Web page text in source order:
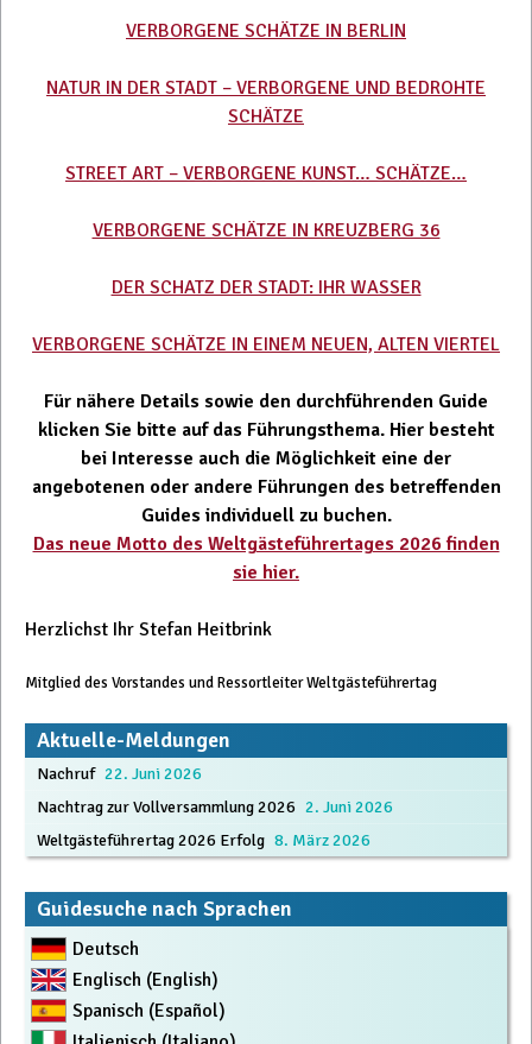
VERBORGENE SCHÄTZE IN BERLIN
NATUR IN DER STADT – VERBORGENE UND BEDROHTE
SCHÄTZE
STREET ART – VERBORGENE KUNST… SCHÄTZE…
VERBORGENE SCHÄTZE IN KREUZBERG 36
DER SCHATZ DER STADT: IHR WASSER
VERBORGENE SCHÄTZE IN EINEM NEUEN, ALTEN VIERTEL
Für nähere Details sowie den durchführenden Guide
klicken Sie bitte auf das Führungsthema. Hier besteht
bei Interesse auch die Möglichkeit eine der
angebotenen oder andere Führungen des betreffenden
Guides individuell zu buchen.
Das neue Motto des Weltgästeführertages 2026 finden
sie hier.
Herzlichst Ihr Stefan Heitbrink
Mitglied des Vorstandes und Ressortleiter Weltgästeführertag
Aktuelle-Meldungen
Nachruf 22. Juni 2026
Nachtrag zur Vollversammlung 2026 2. Juni 2026
Weltgästeführertag 2026 Erfolg 8. März 2026
Guidesuche nach Sprachen
Deutsch
Englisch (English)
Spanisch (Español)